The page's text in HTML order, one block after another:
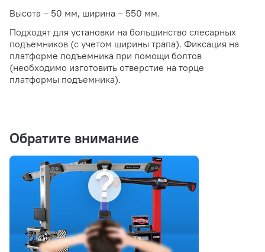
Высота – 50 мм, ширина – 550 мм.
Подходят для установки на большинство слесарных
подъемников (с учетом ширины трапа). Фиксация на
платформе подъемника при помощи болтов
(необходимо изготовить отверстие на торце
платформы подъемника).
Обратите внимание